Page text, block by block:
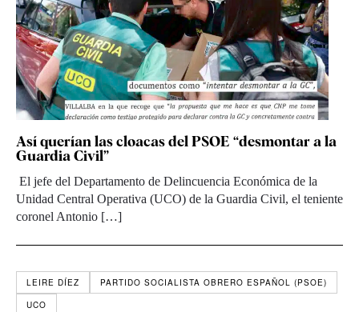
Así querían las cloacas del PSOE “desmontar a la
Guardia Civil”
El jefe del Departamento de Delincuencia Económica de la
Unidad Central Operativa (UCO) de la Guardia Civil, el teniente
coronel Antonio […]
LEIRE DÍEZ
PARTIDO SOCIALISTA OBRERO ESPAÑOL (PSOE)
UCO